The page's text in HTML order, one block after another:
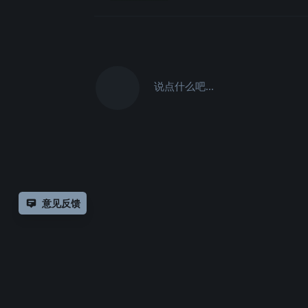
意见反馈
说点什么吧...